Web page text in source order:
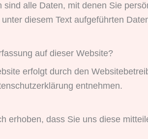
alle Daten, mit denen Sie
diesem Text aufgeführten
auf dieser Website?
erfolgt durch den
entnehmen.
erhoben, dass Sie uns diese